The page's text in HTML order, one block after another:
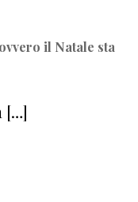
il Natale sta
[…]